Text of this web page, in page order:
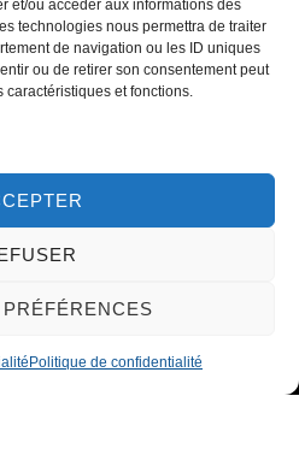
et/ou accéder aux informations des
technologies nous permettra de traiter
de navigation ou les ID uniques
ou de retirer son consentement peut
caractéristiques et fonctions.
Politique de confidentialité